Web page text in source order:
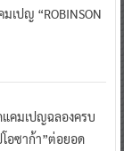
ปญ “ROBINSON
แคมเปญฉลองครบ
อซาก้า”ต่อยอด